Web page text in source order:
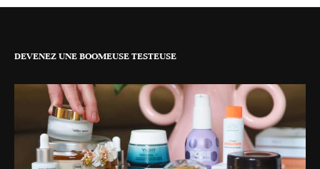
DEVENEZ UNE BOOMEUSE TESTEUSE